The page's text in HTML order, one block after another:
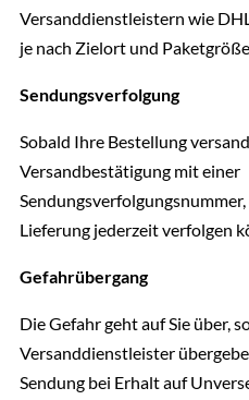
Versanddienstleistern wie
je nach Zielort und
Sendungsverfolgung
Sobald Ihre Bestellung
Versandbestätigung mit einer
Lieferung jederzeit verfolgen
Gefahrübergang
Die Gefahr geht auf Sie über,
Versanddienstleister
Sendung bei Erhalt auf